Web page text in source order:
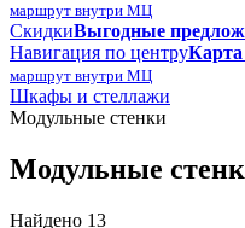
маршрут внутри МЦ
СкидкиВыгодные
Навигация по центруКарта
маршрут внутри МЦ
Шкафы и стеллажи
Модульные стенки
Модульные
Найдено 13